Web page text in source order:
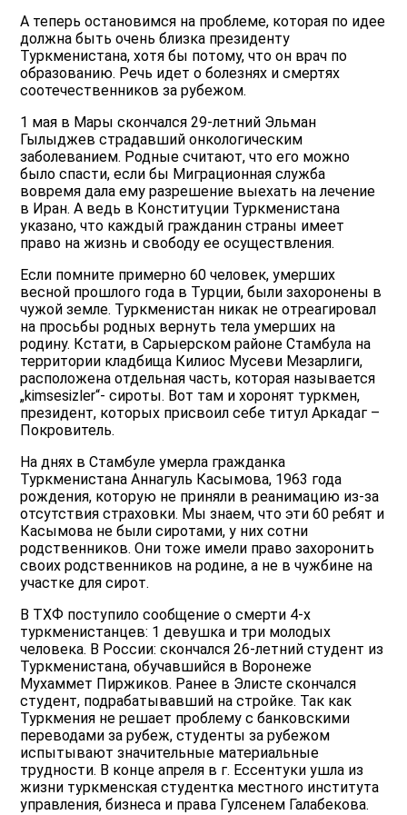
А теперь остановимся на проблеме, которая по идее
должна быть очень близка президенту
Туркменистана, хотя бы потому, что он врач по
образованию. Речь идет о болезнях и смертях
соотечественников за рубежом.
1 мая в Мары скончался 29-летний Эльман
Гылыджев страдавший онкологическим
заболеванием. Родные считают, что его можно
было спасти, если бы Миграционная служба
вовремя дала ему разрешение выехать на лечение
в Иран. А ведь в Конституции Туркменистана
указано, что каждый гражданин страны имеет
право на жизнь и свободу ее осуществления.
Если помните примерно 60 человек, умерших
весной прошлого года в Турции, были захоронены в
чужой земле. Туркменистан никак не отреагировал
на просьбы родных вернуть тела умерших на
родину. Кстати, в Сарыерском районе Стамбула на
территории кладбища Килиос Мусеви Мезарлиги,
расположена отдельная часть, которая называется
„kimsesizler“- сироты. Вот там и хоронят туркмен,
президент, которых присвоил себе титул Аркадаг –
Покровитель.
На днях в Стамбуле умерла гражданка
Туркменистана Аннагуль Касымова, 1963 года
рождения, которую не приняли в реанимацию из-за
отсутствия страховки. Мы знаем, что эти 60 ребят и
Касымова не были сиротами, у них сотни
родственников. Они тоже имели право захоронить
своих родственников на родине, а не в чужбине на
участке для сирот.
В ТХФ поступило сообщение о смерти 4-х
туркменистанцев: 1 девушка и три молодых
человека. В России: скончался 26-летний студент из
Туркменистана, обучавшийся в Воронеже
Мухаммет Пиржиков. Ранее в Элисте скончался
студент, подрабатывавший на стройке. Так как
Туркмения не решает проблему с банковскими
переводами за рубеж, студенты за рубежом
испытывают значительные материальные
трудности. В конце апреля в г. Ессентуки ушла из
жизни туркменская студентка местного института
управления, бизнеса и права Гулсенем Галабекова.